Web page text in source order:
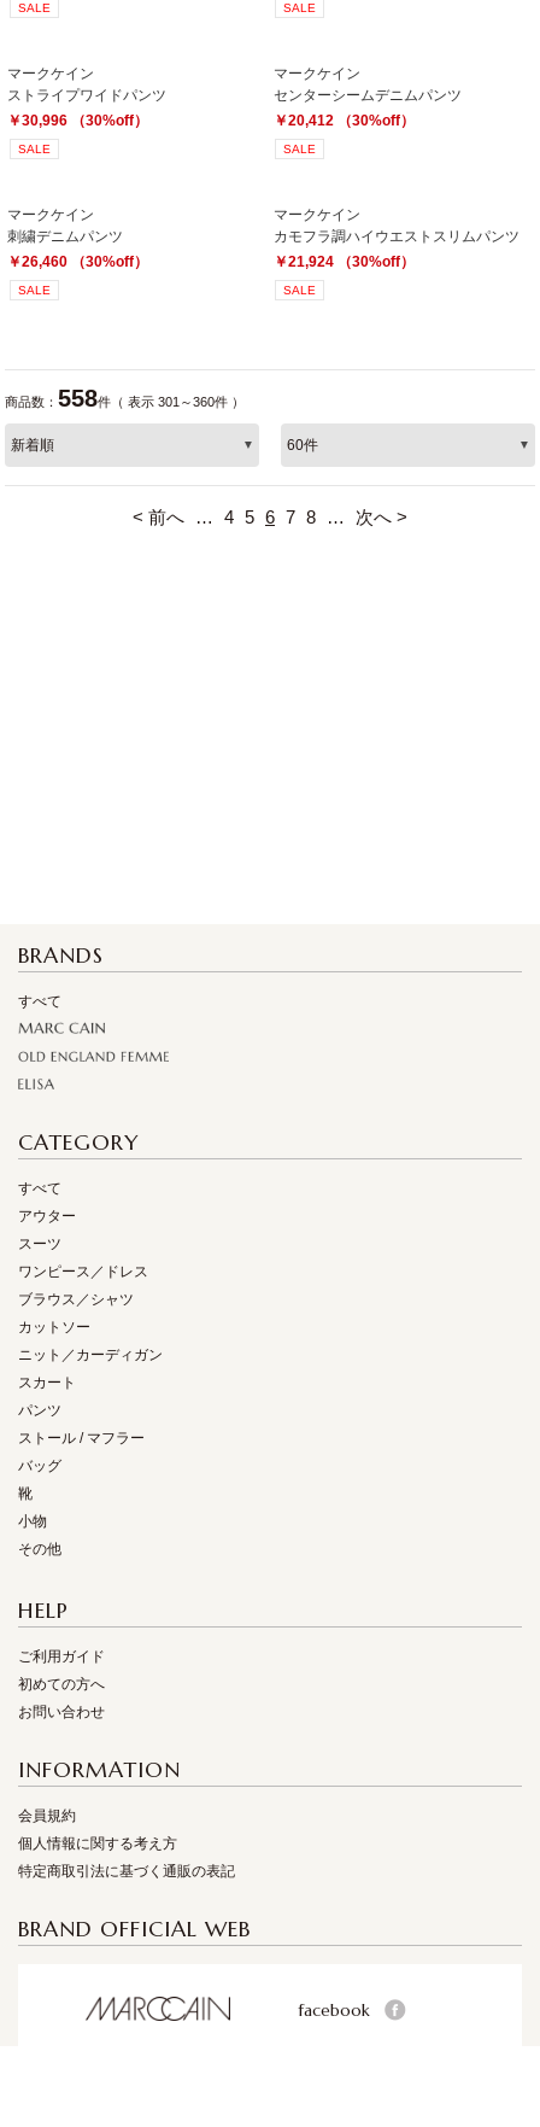
SALE SALE
マークケイン
ストライプワイドパンツ
￥30,996 （30%off）
SALE
マークケイン
センターシームデニムパンツ
￥20,412 （30%off）
SALE
マークケイン
刺繍デニムパンツ
￥26,460 （30%off）
SALE
マークケイン
カモフラ調ハイウエストスリムパンツ
￥21,924 （30%off）
SALE
商品数：558件（ 表示 301～360件 ）
< 前へ … 4 5 6 7 8 … 次へ >
BRANDS
すべて
CATEGORY
すべて
アウター
スーツ
ワンピース／ドレス
ブラウス／シャツ
カットソー
ニット／カーディガン
スカート
パンツ
ストール / マフラー
バッグ
靴
小物
その他
HELP
ご利用ガイド
初めての方へ
お問い合わせ
INFORMATION
会員規約
個人情報に関する考え方
特定商取引法に基づく通販の表記
BRAND OFFICIAL WEB
facebook